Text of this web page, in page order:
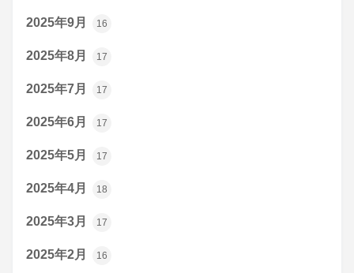
2025年9月 16
2025年8月 17
2025年7月 17
2025年6月 17
2025年5月 17
2025年4月 18
2025年3月 17
2025年2月 16